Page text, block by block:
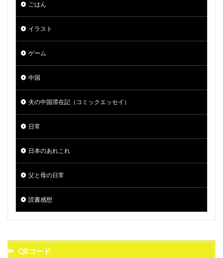
ごはん
イラスト
ゲーム
中国
夫の中国滞在記（コミックエッセイ）
日常
日本のあれこれ
父と母の日常
読書感想
QRコード